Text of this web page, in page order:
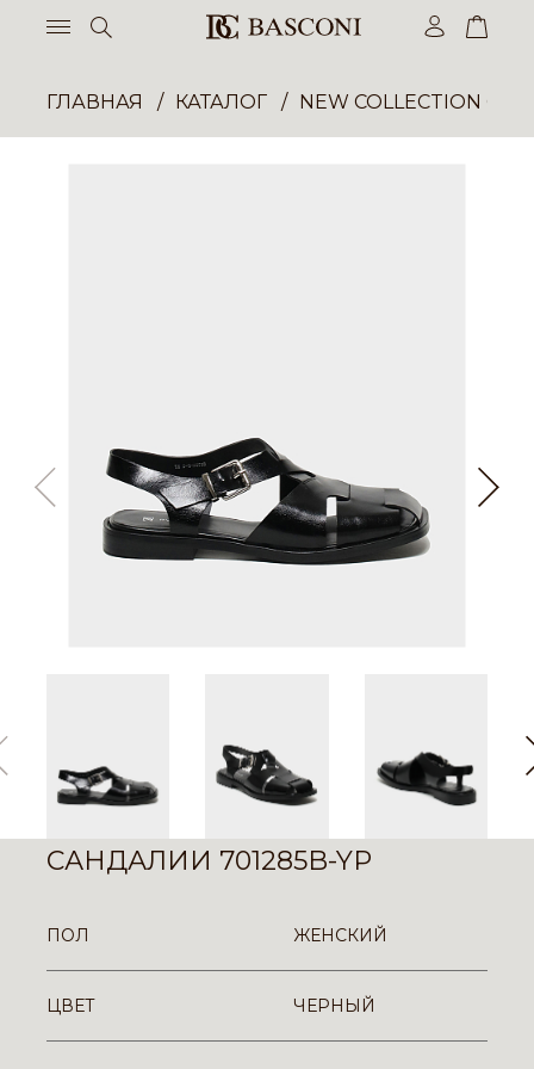
ГЛАВНАЯ КАТАЛОГ NEW COLLECTION
САНДАЛИИ 701285B-YP
ПОЛ ЖЕНСКИЙ
ЦВЕТ ЧЕРНЫЙ